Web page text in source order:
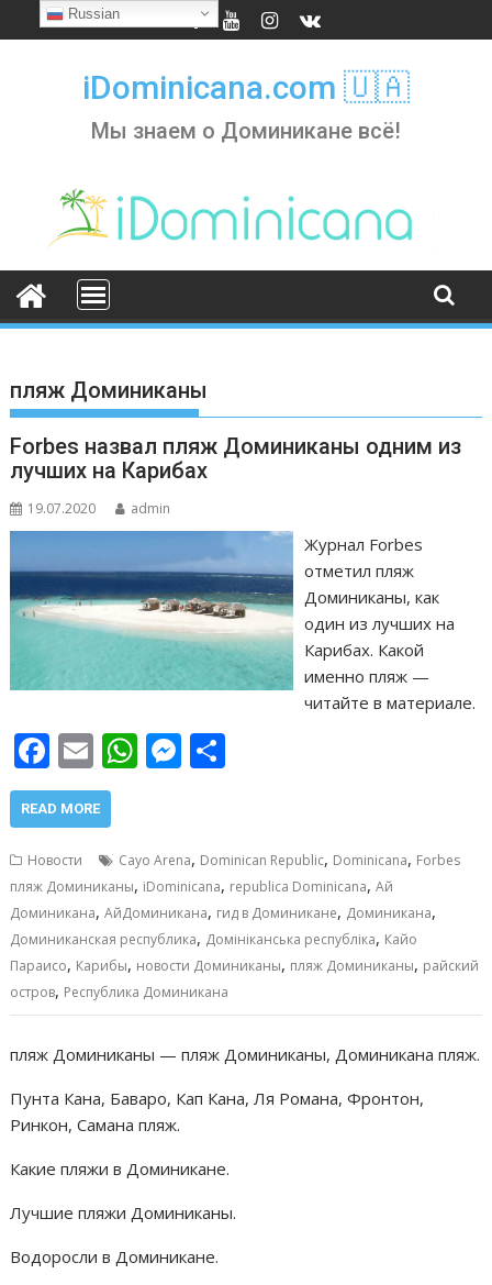
to
iDominicana.com 🇺🇦
Мы знаем о Доминикане всё!
пляж Доминиканы
Forbes назвал пляж Доминиканы одним из
лучших на Карибах
19.07.2020 admin
Журнал Forbes
отметил пляж
Доминиканы, как
один из лучших на
Карибах. Какой
именно пляж —
читайте в материале.
F
ac
e
b
o
o
k
E
m
ai
l
W
s
A
p
p
M
e
n
g
er
р
а
в
и
т
ь
READ MORE
Новости Cayo Arena, Dominican Republic, Dominicana, Forbes
пляж Доминиканы, iDominicana, republica Dominicana,Ай
Доминикана,АйДоминикана, гид в Доминикане, Доминикана,
Доминиканская республика, Домініканська республіка, Кайо
Параисо, Карибы, новости Доминиканы, пляж Доминиканы, райский
остров, Республика Доминикана
пляж Доминиканы — пляж Доминиканы, Доминикана пляж.
Пунта Кана, Баваро, Кап Кана, Ля Романа, Фронтон,
Ринкон, Самана пляж.
Какие пляжи в Доминикане.
Лучшие пляжи Доминиканы.
Водоросли в Доминикане.
Russian